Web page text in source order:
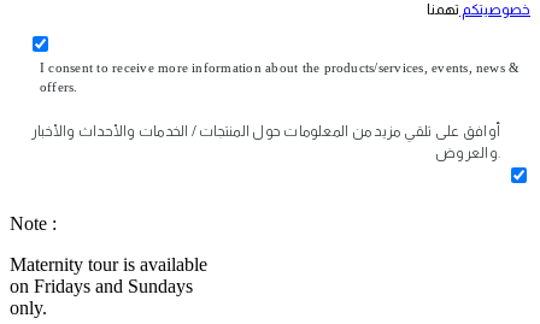
خصوصيتكم تهمنا
I consent to receive more information about the products/services, events, news &
offers.
أوافق على تلقي مزيد من المعلومات حول المنتجات / الخدمات والأحداث والأخبار
والعروض.
Note :
Maternity tour is available
on Fridays and Sundays
only.